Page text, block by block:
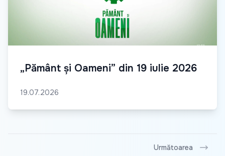
„Pământ și Oameni” din 19 iulie 2026
19.07.2026
Următoarea